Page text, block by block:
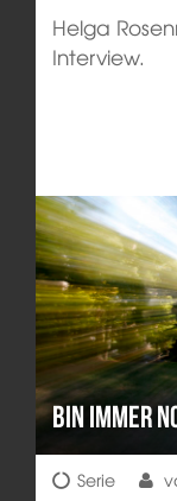
Helga
Interview.
Bin immer
Serie